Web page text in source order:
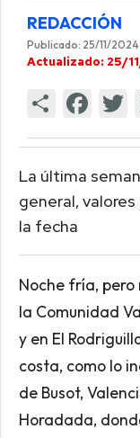
REDACCIÓN
Publicado: 25/11/2024
Actualizado: 25/
La última
general,
la fecha
Noche fría,
la Comunidad
y en El
costa, como lo
de Busot,
Horadada,